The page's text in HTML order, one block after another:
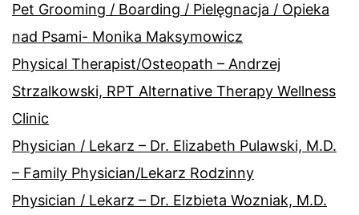
Pet Grooming / Boarding / Pielęgnacja / Opieka
nad Psami- Monika Maksymowicz
Physical Therapist/Osteopath – Andrzej
Strzalkowski, RPT Alternative Therapy Wellness
Clinic
Physician / Lekarz – Dr. Elizabeth Pulawski, M.D.
– Family Physician/Lekarz Rodzinny
Physician / Lekarz – Dr. Elzbieta Wozniak, M.D.